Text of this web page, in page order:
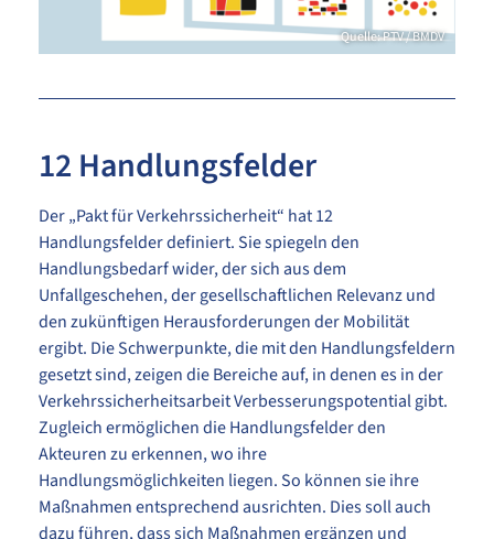
Quelle: PTV / BMDV
12 Handlungsfelder
Der „Pakt für Verkehrssicherheit“ hat 12
Handlungsfelder definiert. Sie spiegeln den
Handlungsbedarf wider, der sich aus dem
Unfallgeschehen, der gesellschaftlichen Relevanz und
den zukünftigen Herausforderungen der Mobilität
ergibt. Die Schwerpunkte, die mit den Handlungsfeldern
gesetzt sind, zeigen die Bereiche auf, in denen es in der
Verkehrssicherheitsarbeit Verbesserungspotential gibt.
Zugleich ermöglichen die Handlungsfelder den
Akteuren zu erkennen, wo ihre
Handlungsmöglichkeiten liegen. So können sie ihre
Maßnahmen entsprechend ausrichten. Dies soll auch
dazu führen, dass sich Maßnahmen ergänzen und